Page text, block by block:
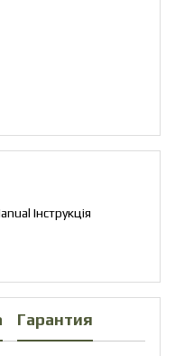
Інструкція
Гарантия